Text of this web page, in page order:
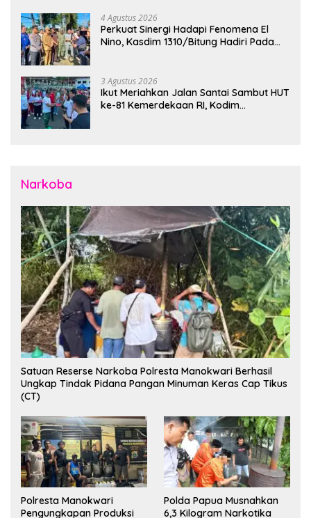
Bencana
4 Agustus 2026
Perkuat Sinergi Hadapi Fenomena El
Nino, Kasdim 1310/Bitung Hadiri Pada
3 Agustus 2026
Ikut Meriahkan Jalan Santai Sambut HUT
ke-81 Kemerdekaan RI, Kodim
Narkoba
Satuan Reserse Narkoba Polresta Manokwari Berhasil
Ungkap Tindak Pidana Pangan Minuman Keras Cap Tikus
(CT)
Polresta Manokwari
Pengungkapan Produksi
Polda Papua Musnahkan
6,3 Kilogram Narkotika